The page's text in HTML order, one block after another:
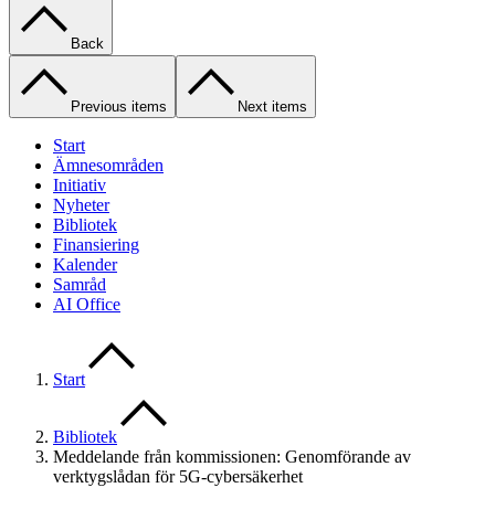
Back
Previous items Next items
Start
Ämnesområden
Initiativ
Nyheter
Bibliotek
Finansiering
Kalender
Samråd
AI Office
Start
Bibliotek
Meddelande från kommissionen: Genomförande av
verktygslådan för 5G-cybersäkerhet